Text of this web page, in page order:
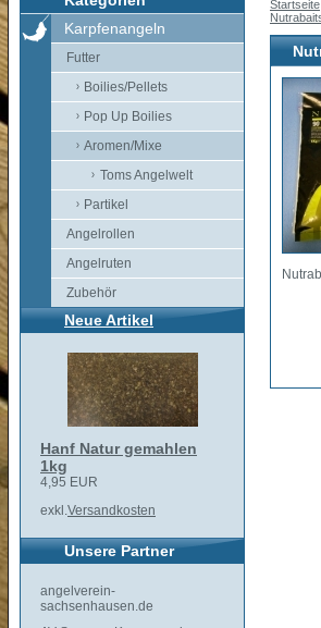
Karpfenangeln
Futter
Boilies/Pellets
Pop Up Boilies
Aromen/Mixe
Toms Angelwelt
Partikel
Angelrollen
Angelruten
Zubehör
Neue Artikel
Hanf Natur gemahlen
1kg
4,95 EUR
exkl.Versandkosten
Unsere Partner
angelverein-
sachsenhausen.de
Startseite